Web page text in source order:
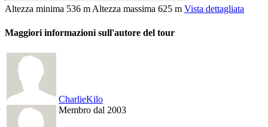
Altezza minima 536 m Altezza massima 625 m Vista dettagliata
Maggiori informazioni sull'autore del tour
CharlieKilo
Membro dal 2003